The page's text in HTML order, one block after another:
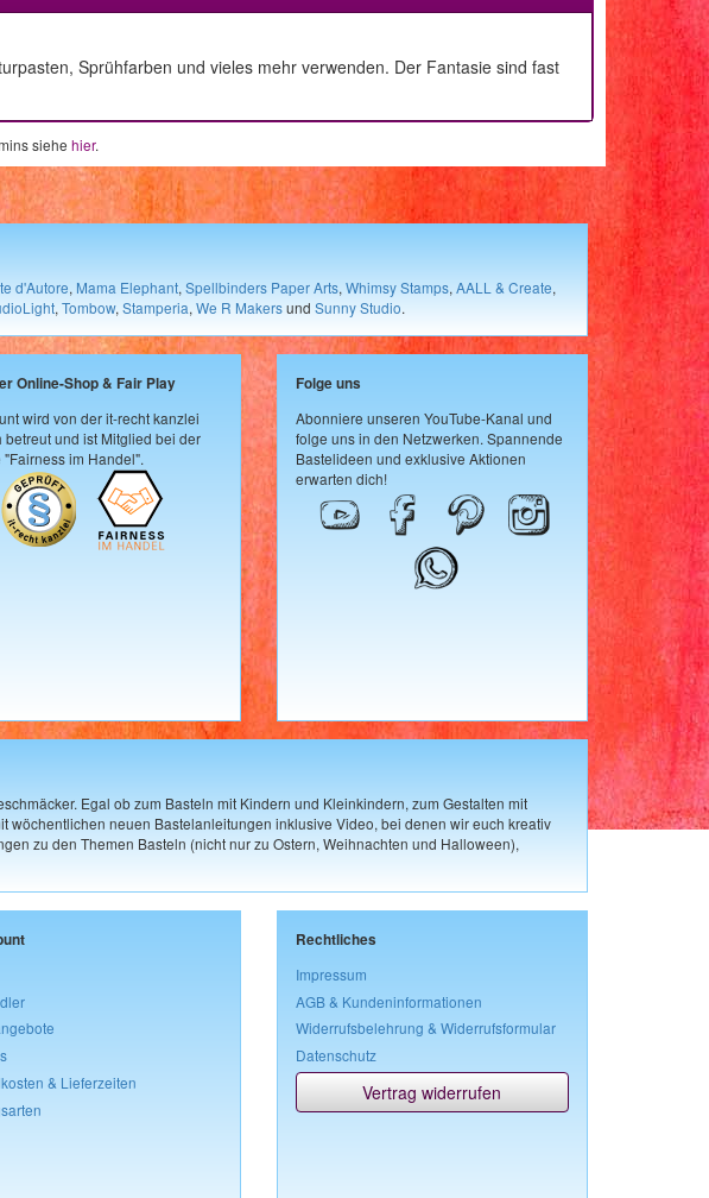
Sprühfarben und vieles mehr verwenden. Der Fantasie sind fast
siehe hier.
d'Autore, Mama Elephant, Spellbinders Paper Arts, Whimsy Stamps, AALL & Create,
, Tombow, Stamperia, We R Makersund Sunny Studio.
Online-Shop & Fair Play
wird von der it-recht kanzlei
betreut und ist Mitglied bei der
"Fairness im Handel".
Folge uns
Abonniere unseren YouTube-Kanal und
folge uns in den Netzwerken. Spannende
Bastelideen und exklusive Aktionen
erwarten dich!
Egal ob zum Basteln mit Kindern und Kleinkindern, zum Gestalten mit
neuen Bastelanleitungen inklusive Video, bei denen wir euch kreativ
zu den Themen Basteln (nicht nur zu Ostern, Weihnachten und Halloween),
& Lieferzeiten
Rechtliches
Impressum
AGB & Kundeninformationen
Widerrufsbelehrung & Widerrufsformular
Datenschutz
Vertrag widerrufen